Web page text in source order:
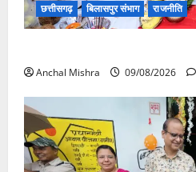
छत्तीसगढ़ बिलासपुर संभाग राजनीति
Anchal Mishra 09/08/2026